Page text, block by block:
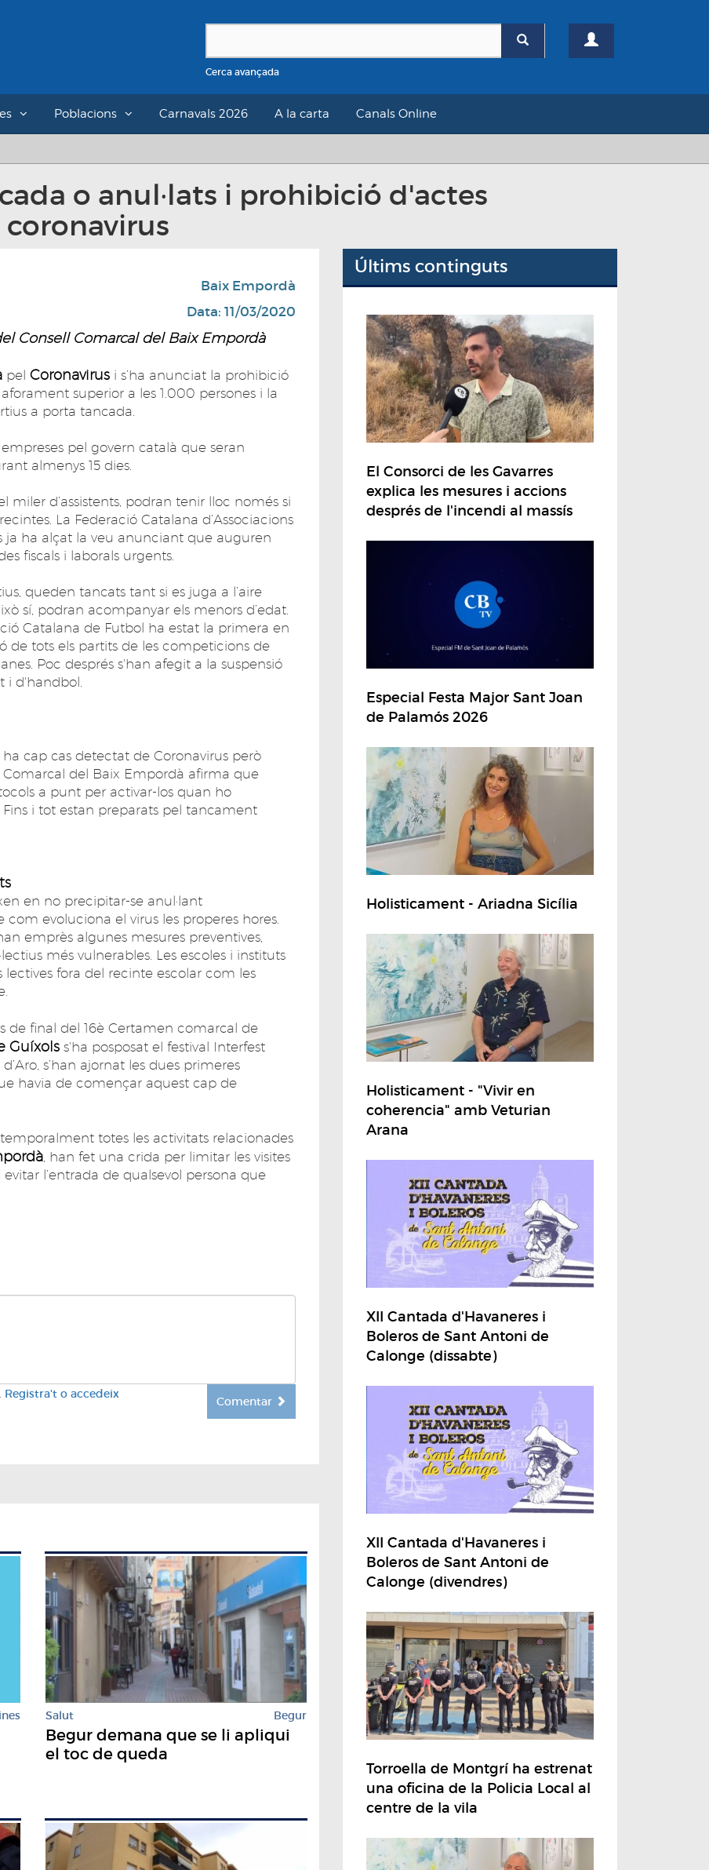
Cerca avançada
Poblacions Carnavals 2026 A la carta Canals Online
o anul·lats i prohibició d'actes
Baix Empordà
Data: 11/03/2020
Consell Comarcal del Baix Empordà
pel Coronavirus i s’ha anunciat la prohibició
superior a les 1.000 persones i la
a porta tancada.
pel govern català que seran
almenys 15 dies.
miler d’assistents, podran tenir lloc només si
La Federació Catalana d’Associacions
ja ha alçat la veu anunciant que auguren
fiscals i laborals urgents.
queden tancats tant si es juga a l’aire
sí, podran acompanyar els menors d’edat.
Catalana de Futbol ha estat la primera en
de tots els partits de les competicions de
Poc després s'han afegit a la suspensió
i d'handbol.
cap cas detectat de Coronavirus però
Comarcal del Baix Empordà afirma que
a punt per activar-los quan ho
i tot estan preparats pel tancament
en no precipitar-se anul·lant
evoluciona el virus les properes hores.
emprès algunes mesures preventives,
més vulnerables. Les escoles i instituts
fora del recinte escolar com les
de final del 16è Certamen comarcal de
Guíxols s'ha posposat el festival Interfest
s’han ajornat les dues primeres
havia de començar aquest cap de
temporalment totes les activitats relacionades
, han fet una crida per limitar les visites
l’entrada de qualsevol persona que
Registra't o accedeix
Comentar
Salut Begur
Begur demana que se li apliqui
el toc de queda
Últims continguts
El Consorci de les Gavarres
explica les mesures i accions
després de l'incendi al massís
Especial Festa Major Sant Joan
de Palamós 2026
Holisticament - Ariadna Sicília
Holisticament - "Vivir en
coherencia" amb Veturian
Arana
XII Cantada d'Havaneres i
Boleros de Sant Antoni de
Calonge (dissabte)
XII Cantada d'Havaneres i
Boleros de Sant Antoni de
Calonge (divendres)
Torroella de Montgrí ha estrenat
una oficina de la Policia Local al
centre de la vila